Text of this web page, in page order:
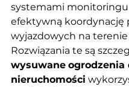
systemami
efektywną koordynację
wyjazdowych na terenie
Rozwiązania te są
wysuwane ogrodzenia
nieruchomości